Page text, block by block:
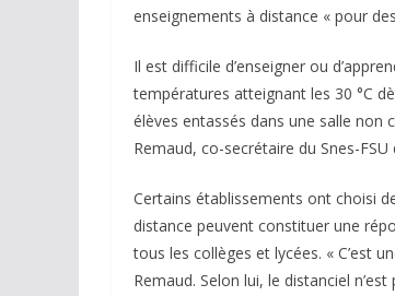
enseignements à distance « pour
Il est difficile d’enseigner ou
températures atteignant les 30 °C
élèves entassés dans une salle non
Remaud, co-secrétaire du Snes-FSU
Certains établissements ont choisi
distance peuvent constituer une
tous les collèges et lycées. « C’est
Remaud. Selon lui, le distanciel